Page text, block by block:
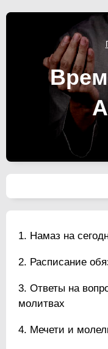
Намаз на
Расписание
Ответы на
молитвах
Мечети и